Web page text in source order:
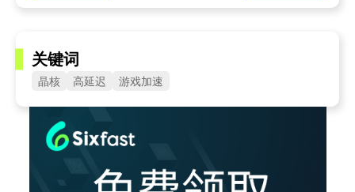
关键词
晶核 高延迟 游戏加速